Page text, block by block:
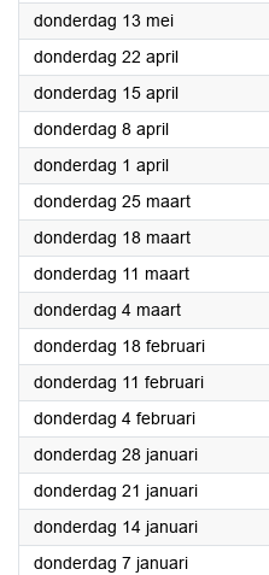
donderdag 13 mei2021
donderdag 22 april2021
donderdag 15 april2021
donderdag 8 april2021
donderdag 1 april2021
donderdag 25 maart2021
donderdag 18 maart2021
donderdag 11 maart2021
donderdag 4 maart2021
donderdag 18 februari2021
donderdag 11 februari2021
donderdag 4 februari2021
donderdag 28 januari2021
donderdag 21 januari2021
donderdag 14 januari2021
donderdag 7 januari2021